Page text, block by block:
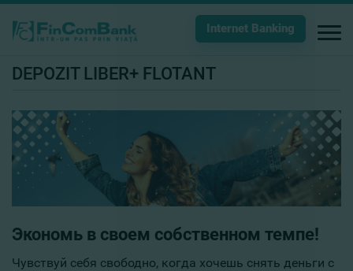
Internet Banking
DEPOZIT LIBER+ FLOTANT
Экономь в своем собственном темпе!
Чувствуй себя свободно, когда хочешь снять деньги с